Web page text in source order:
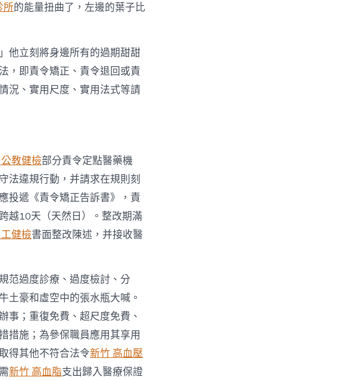
所的能量扭曲了，左邊的葉子比
他立刻將身邊所有的過期甜甜
，即責令矯正、責令退回或責
況、實用尺度、實用法式等請
教健檢部分責令定點醫藥機
法違規行動，并請求在規則刻
投遞《責令矯正告訴書》，責
越10天（天然日）。整改期滿
健檢書面整改陳述，并接收醫
范過度診療、過度檢討、分
土豪和虛空中的張水瓶大喊。
事；重復免費、超尺度免費、
措施；為參保職員應用其享用
得其他不符合法令新竹 高血壓
新竹 高血脂支出歸入醫療保證